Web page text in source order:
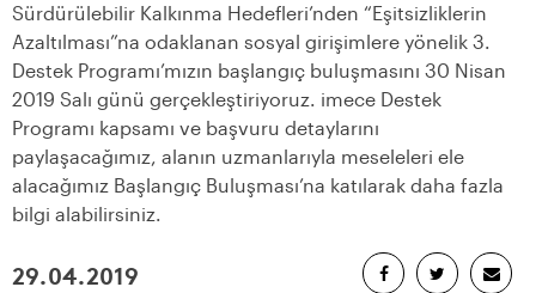
Sürdürülebilir Kalkınma Hedefleri’nden “Eşitsizliklerin
Azaltılması”na odaklanan sosyal girişimlere yönelik 3.
Destek Programı’mızın başlangıç buluşmasını 30 Nisan
2019 Salı günü gerçekleştiriyoruz. imece Destek
Programı kapsamı ve başvuru detaylarını
paylaşacağımız, alanın uzmanlarıyla meseleleri ele
alacağımız Başlangıç Buluşması’na katılarak daha fazla
bilgi alabilirsiniz.
29.04.2019